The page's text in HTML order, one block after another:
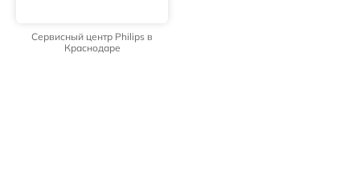
Сервисный центр Philips в
Краснодаре